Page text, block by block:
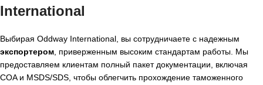
International
Выбирая Oddway International, вы сотрудничаете с надежным
экспортером , приверженным высоким стандартам работы. Мы
предоставляем клиентам полный пакет документации, включая
COA и MSDS/SDS, чтобы облегчить прохождение таможенного